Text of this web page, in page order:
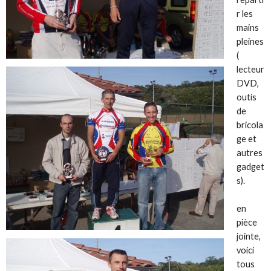
r les
mains
pleines
(
lecteur
DVD,
outis
de
bricola
ge et
autres
gadget
s).
en
pièce
jointe,
voici
tous